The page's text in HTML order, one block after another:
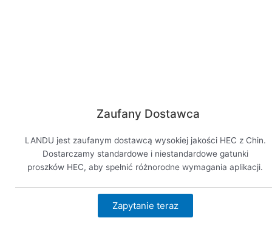
Zaufany Dostawca
LANDU jest zaufanym dostawcą wysokiej jakości HEC z Chin.
Dostarczamy standardowe i niestandardowe gatunki
proszków HEC, aby spełnić różnorodne wymagania aplikacji.
Zapytanie teraz